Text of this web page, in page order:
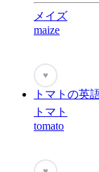
メイズ
maize
♥
トマトの英
トマト
tomato